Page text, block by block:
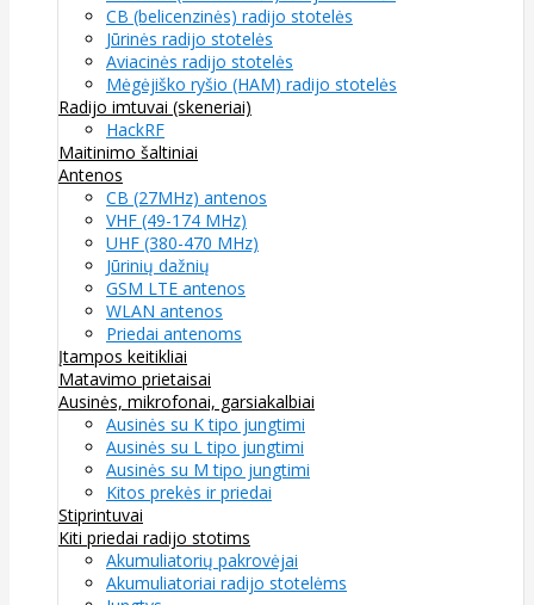
CB (belicenzinės) radijo stotelės
Jūrinės radijo stotelės
Aviacinės radijo stotelės
Mėgėjiško ryšio (HAM) radijo stotelės
Radijo imtuvai (skeneriai)
HackRF
Maitinimo šaltiniai
Antenos
CB (27MHz) antenos
VHF (49-174 MHz)
UHF (380-470 MHz)
Jūrinių dažnių
GSM LTE antenos
WLAN antenos
Priedai antenoms
Įtampos keitikliai
Matavimo prietaisai
Ausinės, mikrofonai, garsiakalbiai
Ausinės su K tipo jungtimi
Ausinės su L tipo jungtimi
Ausinės su M tipo jungtimi
Kitos prekės ir priedai
Stiprintuvai
Kiti priedai radijo stotims
Akumuliatorių pakrovėjai
Akumuliatoriai radijo stotelėms